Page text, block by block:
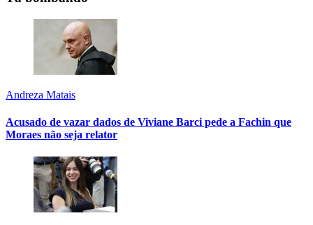
Andreza Matais
Acusado de vazar dados de Viviane Barci pede a Fachin que
Moraes não seja relator